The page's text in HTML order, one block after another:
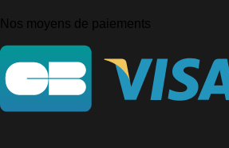
Nos moyens de paiements